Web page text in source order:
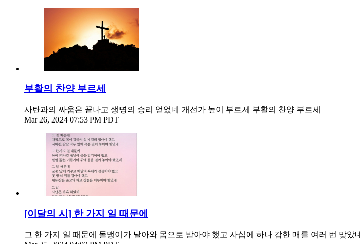
부활의 찬양 부르세
사탄과의 싸움은 끝나고 생명의 승리 얻었네 개선가 높이 부르세 부활의 찬양 부르세
Mar 26, 2024 07:53 PM PDT
[이달의 시] 한 가지 일 때문에
그 한 가지 일 때문에 돌맹이가 날아와 몸으로 받아야 했고 사십에 하나 감한 매를 여러 번 맞았네